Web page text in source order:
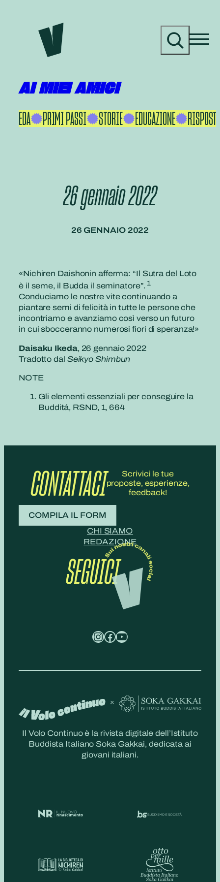
contenuto
r
AI MIEI AMICI
IKEDA PRIMI PASSI STORIE EDUCAZIONE
26 gennaio 2022
26 GENNAIO 2022
«Nichiren Daishonin afferma: “Il Sutra del Loto
è il seme, il Budda il seminatore”. 1
Conduciamo le nostre vite continuando a
piantare semi di felicità in tutte le persone che
incontriamo e avanziamo così verso un futuro
in cui sbocceranno numerosi fiori di speranza!»
Daisaku Ikeda, 26 gennaio 2022
Tradotto dal Seikyo Shimbun
NOTE
Gli elementi essenziali per conseguire la
Budditá, RSND, 1, 664
CONTATTACI
Scrivici le tue
proposte, esperienze,
feedback!
COMPILA IL FORM
CHI SIAMO
REDAZIONE
SEGUICI
InstagramFacebook YouTube
Il Volo Continuo è la rivista digitale dell’Istituto
Buddista Italiano Soka Gakkai, dedicata ai
giovani italiani.